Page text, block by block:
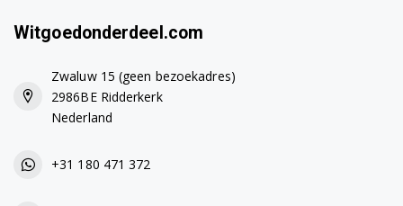
Witgoedonderdeel.com
Zwaluw 15 (geen bezoekadres)
2986BE Ridderkerk
Nederland
+31 180 471 372